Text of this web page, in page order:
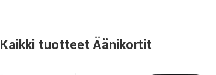
Kaikki tuotteet Äänikortit